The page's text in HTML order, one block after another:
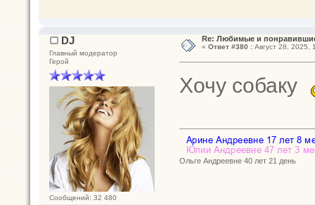
DJ
Главный модератор
Герой
Сообщений: 32 480
Re: Любимые и
« Ответ #380 :Август 28, 2025,
Хочу собаку
Ольге Андреевне 40 лет 21 день